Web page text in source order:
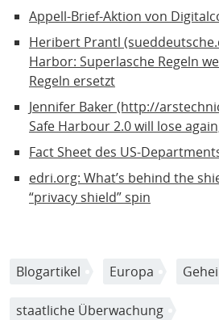
Appell-Brief-Aktion von
Heribert Prantl
Harbor: Superlasche Regeln
Regeln ersetzt
Jennifer Baker (http://
Safe Harbour 2.0 will lose
Fact Sheet des US-
edri.org: What’s behind the
“privacy shield” spin
Blogartikel Europa
staatliche Überwachung